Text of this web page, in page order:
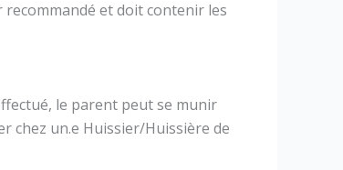
recommandé et doit contenir les
le parent peut se munir
chez un.e Huissier/Huissière de